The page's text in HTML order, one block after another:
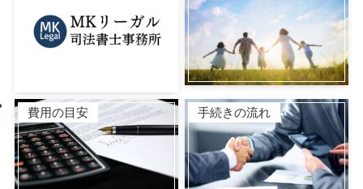
費用の目安 手続きの流れ